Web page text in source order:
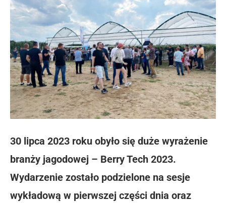
30 lipca 2023 roku obyło się duże wyrażenie
branży jagodowej – Berry Tech 2023.
Wydarzenie zostało podzielone na sesje
wykładową w pierwszej części dnia oraz